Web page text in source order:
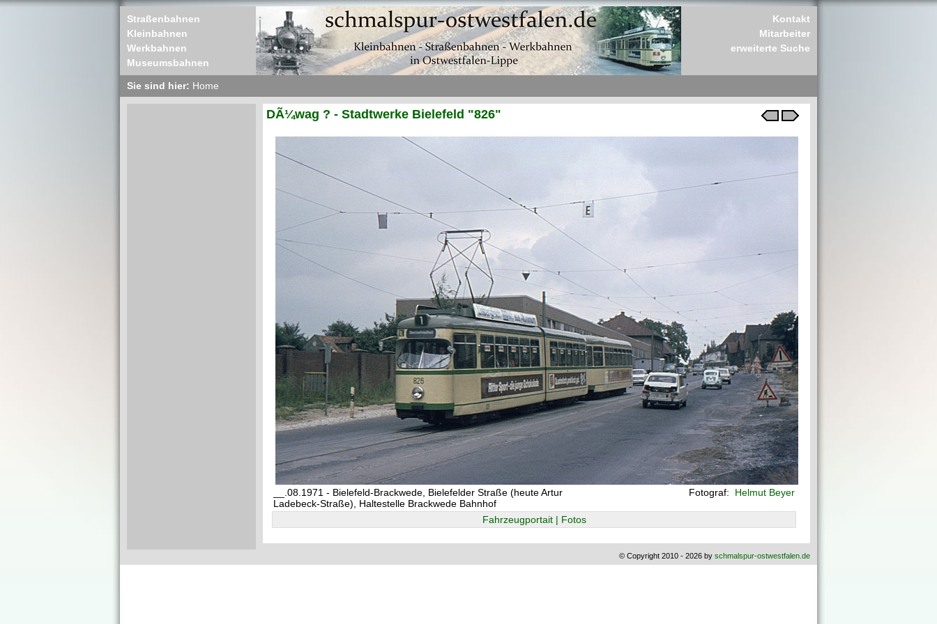
Straßenbahnen
Kleinbahnen
Werkbahnen
Museumsbahnen
Kontakt
Mitarbeiter
erweiterte Suche
Sie sind hier: Home
DÃ¼wag ? - Stadtwerke Bielefeld "826"
__.08.1971 - Bielefeld-Brackwede, Bielefelder Straße (heute Artur
Ladebeck-Straße), Haltestelle Brackwede Bahnhof
Fotograf: Helmut Beyer
Fahrzeugportait | Fotos
© Copyright 2010 - 2026 by schmalspur-ostwestfalen.de